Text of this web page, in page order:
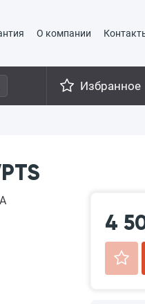
О компании
Избранное
4
+